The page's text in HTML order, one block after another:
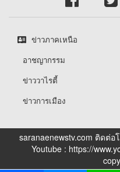
ข่าวภาคเหนือ
อาชญากรรม
ข่าววาไรตี้
ข่าวการเมือง
saranaenewstv.com ติดต่
Youtube : https://